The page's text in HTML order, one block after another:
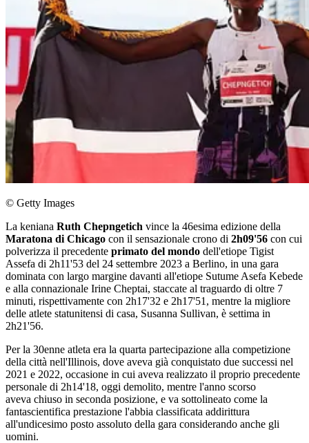
© Getty Images
La keniana Ruth Chepngetich vince la 46esima edizione della
Maratona di Chicago con il sensazionale crono di 2h09'56 con cui
polverizza il precedente primato del mondo dell'etiope Tigist
Assefa di 2h11'53 del 24 settembre 2023 a Berlino, in una gara
dominata con largo margine davanti all'etiope Sutume Asefa Kebede
e alla connazionale Irine Cheptai, staccate al traguardo di oltre 7
minuti, rispettivamente con 2h17'32 e 2h17'51, mentre la migliore
delle atlete statunitensi di casa, Susanna Sullivan, è settima in
2h21'56.
Per la 30enne atleta era la quarta partecipazione alla competizione
della città nell'Illinois, dove aveva già conquistato due successi nel
2021 e 2022, occasione in cui aveva realizzato il proprio precedente
personale di 2h14'18, oggi demolito, mentre l'anno scorso
aveva chiuso in seconda posizione, e va sottolineato come la
fantascientifica prestazione l'abbia classificata addirittura
all'undicesimo posto assoluto della gara considerando anche gli
uomini.